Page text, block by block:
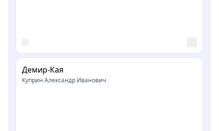
Демир-Кая
Куприн Александр Иванович